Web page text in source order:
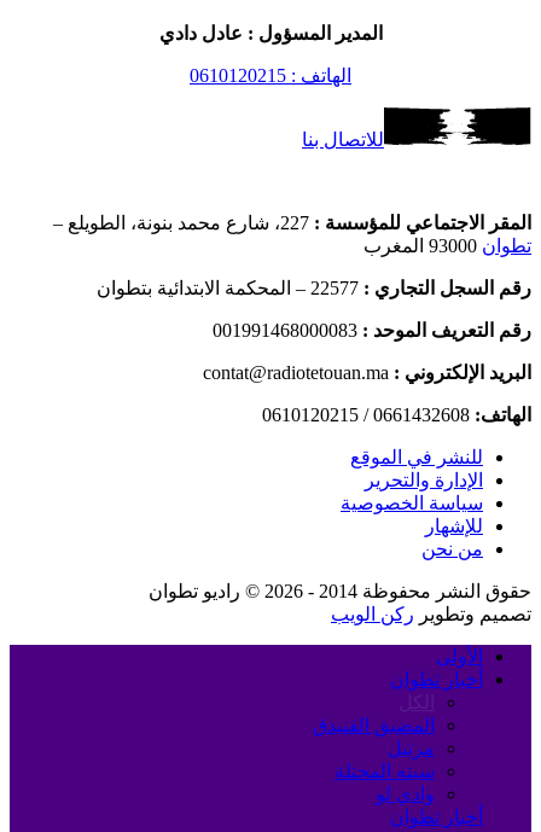
المدير المسؤول : عادل دادي
الهاتف : 0610120215
للاتصال بنا
المقر الاجتماعي للمؤسسة : 227، شارع محمد بنونة، الطويلع –
تطوان
رقم السجل التجاري : 22577 – المحكمة الابتدائية بتطوان
رقم التعريف الموحد : 001991468000083
البريد الإلكتروني : contat@radiotetouan.ma
الهاتف: 0661432608 / 0610120215
للنشر في الموقع
الإدارة والتحرير
سياسة الخصوصية
للإشهار
من نحن
حقوق النشر محفوظة 2014 - 2026 © راديو تطوان
تصميم وتطوير ركن الويب
الأولى
أخبار تطوان
الكل
المضيق الفنيدق
مرتيل
سبته المحتلة
وادي لو
أخبار تطوان